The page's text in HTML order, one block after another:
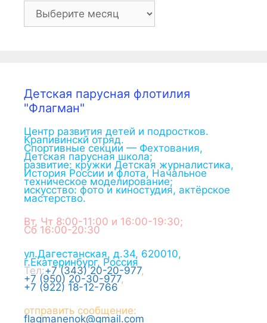
Архив
Детская парусная флотилия
"Флагман"
Центр развития детей и подростков.
Крапивинскй отряд.
Спортивные секции — Фехтования,
Детская парусная школа;
развитие: кружки Детская журналистика,
История России и флота, Начальное
техническое моделирование;
искусство: фото и киностудия, актёрское
мастерство.
Вт, Чт 8:00-11:00 и 16:00-19:30;
Сб 16:00-20:30
ул.Дагестанская, д.34, 620010,
г.Екатеринбург, Россия
Тел:+7 (343) 20-20-977,
+7 (950) 20-30-977,
+7 (922) 18-12-766
отправить сообщение:
flagmanenok@gmail.com